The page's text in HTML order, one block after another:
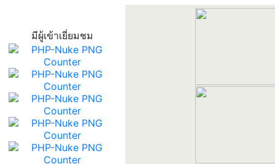
มีผู้เข้าเยี่ยมชม